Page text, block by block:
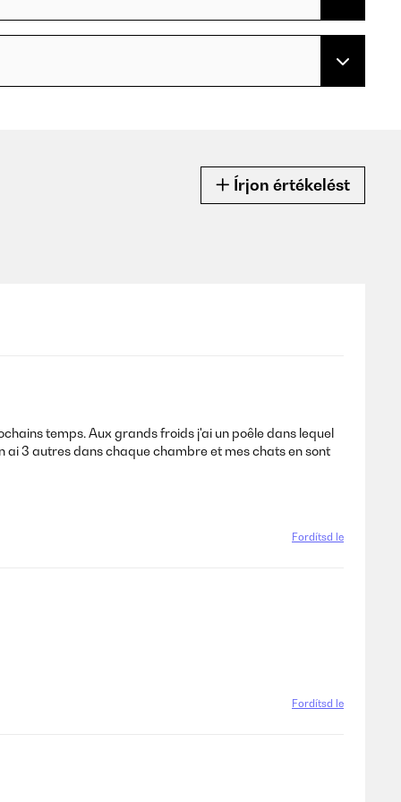
Írjon értékelést
temps. Aux grands froids j'ai un poêle dans lequel
3 autres dans chaque chambre et mes chats en sont
Fordítsd le
Fordítsd le